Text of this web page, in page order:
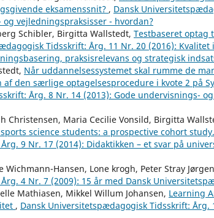
eksamenssnit? , Dansk
vejledningspraksisser - hvordan?
Schibler, Birgitta Wallstedt, Testbaseret optag
Tidsskrift: Årg. 11 Nr. 20 (2016): Kvalitet i
praksisrelevans og strategisk
Når uddannelsessystemet skal rumme de
den særlige optagelsesprocedure i kvote 2 på
Årg. 8 Nr. 14 (2013): Gode undervisnings-
Christensen, Maria Cecilie Vonsild, Birgitta
science students: a prospective cohort study.
9 Nr. 17 (2014): Didaktikken – et svar på
Wichmann-Hansen, Lone krogh, Peter Stray
4 Nr. 7 (2009): 15 år med Dansk
Mathiasen, Mikkel Willum Johansen, Learning
, Dansk Universitetspædagogisk Tidsskrift: Årg.